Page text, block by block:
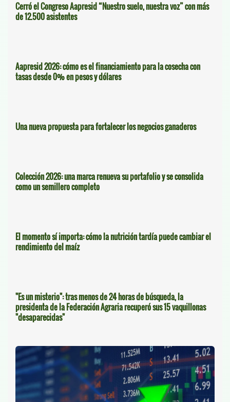
Cerró el Congreso Aapresid “Nuestro suelo, nuestra voz” con más
de 12.500 asistentes
Aapresid 2026: cómo es el financiamiento para la cosecha con
tasas desde 0% en pesos y dólares
Una nueva propuesta para fortalecer los negocios ganaderos
Colección 2026: una marca renueva su portafolio y se consolida
como un semillero completo
El momento sí importa: cómo la nutrición tardía puede cambiar el
rendimiento del maíz
"Es un misterio": tras menos de 24 horas de búsqueda, la
presidenta de la Federación Agraria recuperó sus 15 vaquillonas
"desaparecidas"